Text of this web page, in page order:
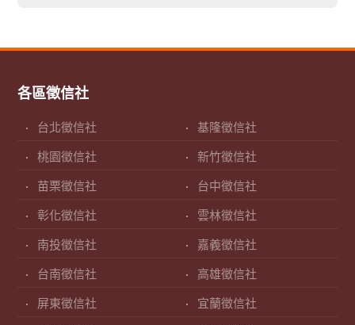
各區徵信社
台北徵信社 基隆徵信社
桃園徵信社 新竹徵信社
苗栗徵信社 台中徵信社
彰化徵信社 雲林徵信社
南投徵信社 嘉義徵信社
台南徵信社 高雄徵信社
屏東徵信社 宜蘭徵信社